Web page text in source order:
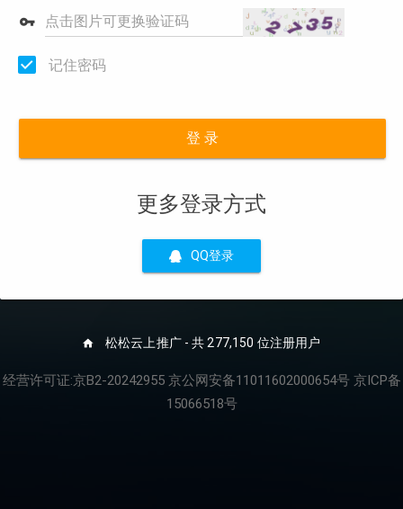
点击图片可更换验证码
记住密码
登 录
更多登录方式
QQ登录
松松云上推广 - 共 277,150 位注册用户
经营许可证:京B2-20242955 京公网安备11011602000654号 京ICP备
15066518号